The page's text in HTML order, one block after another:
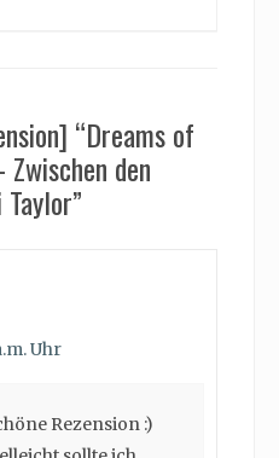
“Dreams of
den
Uhr
Rezension :)